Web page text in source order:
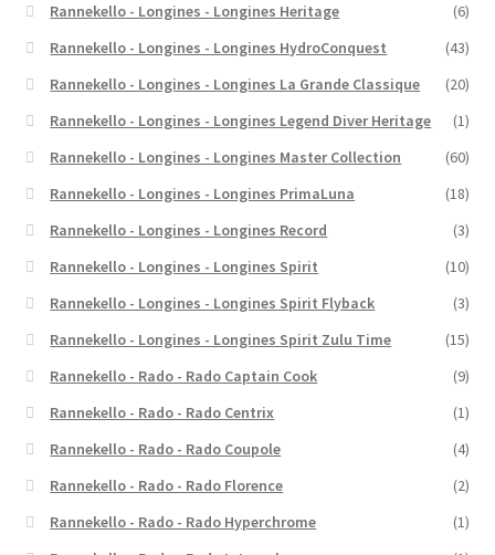
Rannekello - Longines - Longines Heritage
(6)
Rannekello - Longines - Longines HydroConquest
(43)
Rannekello - Longines - Longines La Grande Classique
(20)
Rannekello - Longines - Longines Legend Diver Heritage
(1)
Rannekello - Longines - Longines Master Collection
(60)
Rannekello - Longines - Longines PrimaLuna
(18)
Rannekello - Longines - Longines Record
(3)
Rannekello - Longines - Longines Spirit
(10)
Rannekello - Longines - Longines Spirit Flyback
(3)
Rannekello - Longines - Longines Spirit Zulu Time
(15)
Rannekello - Rado - Rado Captain Cook
(9)
Rannekello - Rado - Rado Centrix
(1)
Rannekello - Rado - Rado Coupole
(4)
Rannekello - Rado - Rado Florence
(2)
Rannekello - Rado - Rado Hyperchrome
(1)